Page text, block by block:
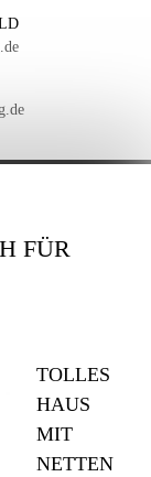
FÜR
TOLLES
HAUS
MIT
NETTEN